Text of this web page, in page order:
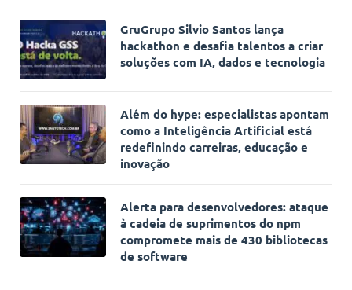
GruGrupo Silvio Santos lança
hackathon e desafia talentos a criar
soluções com IA, dados e tecnologia
Além do hype: especialistas apontam
como a Inteligência Artificial está
redefinindo carreiras, educação e
inovação
Alerta para desenvolvedores: ataque
à cadeia de suprimentos do npm
compromete mais de 430 bibliotecas
de software